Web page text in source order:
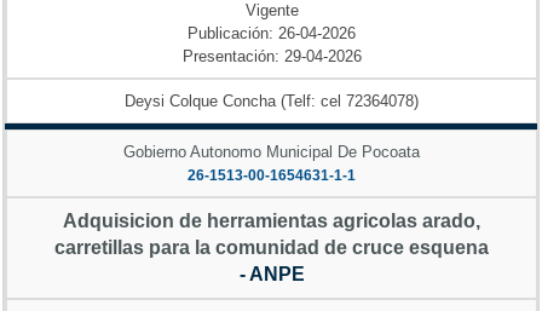
Vigente
Publicación: 26-04-2026
Presentación: 29-04-2026
Deysi Colque Concha (Telf: cel 72364078)
Gobierno Autonomo Municipal De Pocoata
26-1513-00-1654631-1-1
Adquisicion de herramientas agricolas arado,
carretillas para la comunidad de cruce esquena
- ANPE